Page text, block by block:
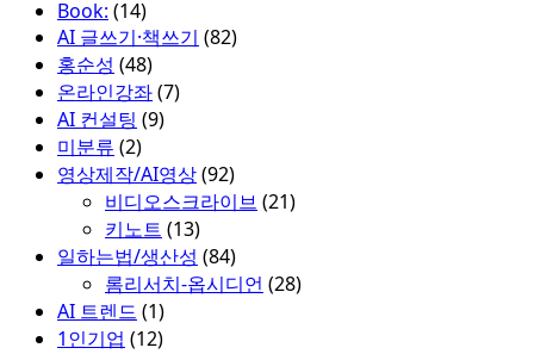
Book: (14)
AI 글쓰기·책쓰기 (82)
홍순성 (48)
온라인강좌(7)
AI 컨설팅 (9)
미분류 (2)
영상제작/AI영상(92)
비디오스크라이브 (21)
키노트 (13)
일하는법/생산성 (84)
롬리서치-옵시디언 (28)
AI 트렌드 (1)
1인기업 (12)